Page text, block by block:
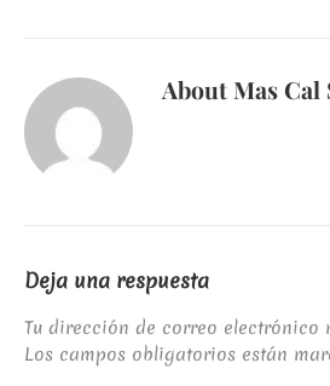
AboutMas Cal
Deja una respuesta
Tu dirección de correo electrónico
Los campos obligatorios están